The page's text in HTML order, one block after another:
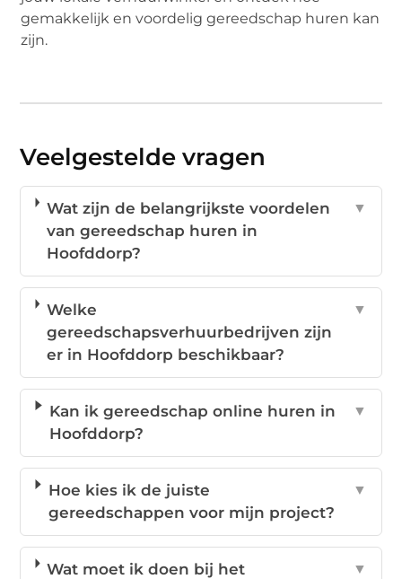
gemakkelijk en voordelig gereedschap huren kan
zijn.
Veelgestelde vragen
Wat zijn de belangrijkste voordelen
van gereedschap huren in
Hoofddorp?
▼
Welke
gereedschapsverhuurbedrijven zijn
er in Hoofddorp beschikbaar?
▼
Kan ik gereedschap online huren in
Hoofddorp?
▼
Hoe kies ik de juiste
gereedschappen voor mijn project?
▼
Wat moet ik doen bij het
▼